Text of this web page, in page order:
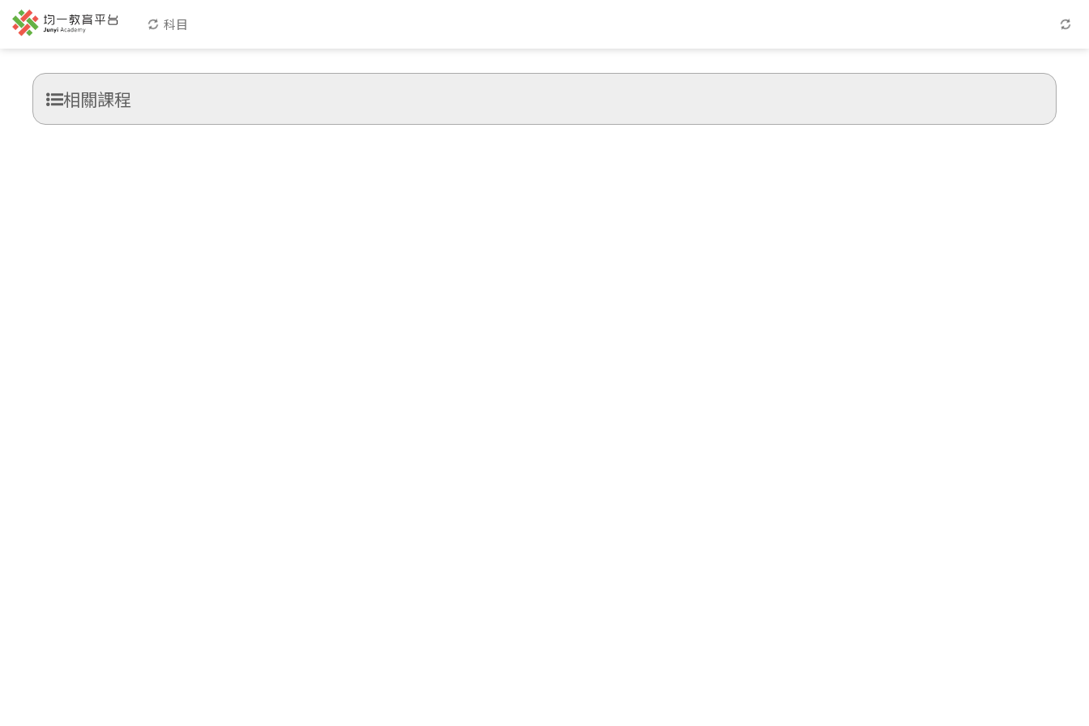
科目
相關課程